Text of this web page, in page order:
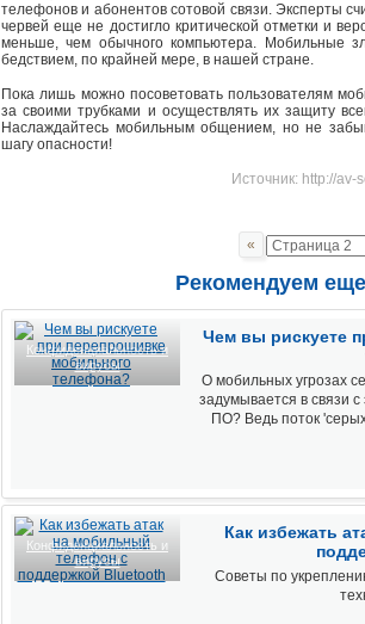
телефонов и абонентов сотовой связи. Эксперты
червей еще не достигло критической отметки и
меньше, чем обычного компьютера. Мобильные
бедствием, по крайней мере, в нашей стране.
Пока лишь можно посоветовать пользователям
за своими трубками и осуществлять их защиту
Наслаждайтесь мобильным общением, но не
шагу опасности!
Источник: http://av-
«
Рекомендуем
Конфиденциальность и
вирусы
Чем вы рискуете
О мобильных угрозах
задумывается в связи
ПО? Ведь поток
Конфиденциальность и
вирусы
Как избежать
Советы по